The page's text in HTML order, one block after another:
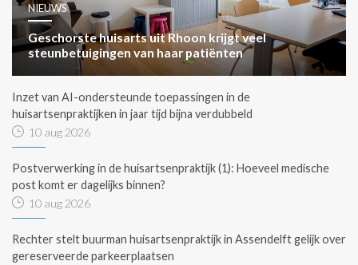
NIEUWS
Geschorste huisarts uit Rhoon krijgt veel
steunbetuigingen van haar patiënten
Inzet van AI-ondersteunde toepassingen in de
huisartsenpraktijken in jaar tijd bijna verdubbeld
10 aug 2026
Postverwerking in de huisartsenpraktijk (1): Hoeveel medische
post komt er dagelijks binnen?
10 aug 2026
Rechter stelt buurman huisartsenpraktijk in Assendelft gelijk over
gereserveerde parkeerplaatsen